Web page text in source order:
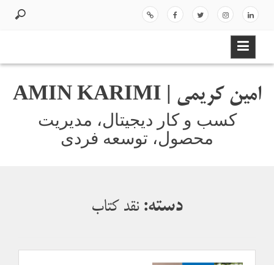
د
لینک
دای
اینس
امین کریمی | AMIN KARIMI
کسب و کار دیجیتال، مدیریت
محصول، توسعه فردی
دسته:نقد کتاب